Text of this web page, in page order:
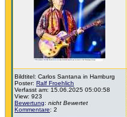
Bildtitel: Carlos Santana in Hamburg
Poster: Ralf Froehlich
Verfasst am: 15.06.2025 05:00:58
View: 923
Bewertung: nicht Bewertet
Kommentare: 2